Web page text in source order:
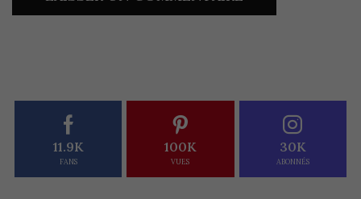
11.9K
FANS
100K
VUES
30K
ABONNÉS